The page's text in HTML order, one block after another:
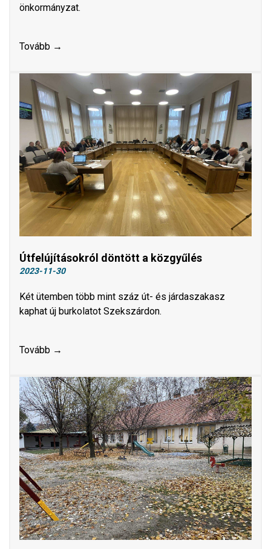
önkormányzat.
Tovább →
Útfelújításokról döntött a közgyűlés
2023-11-30
Két ütemben több mint száz út- és járdaszakasz
kaphat új burkolatot Szekszárdon.
Tovább →